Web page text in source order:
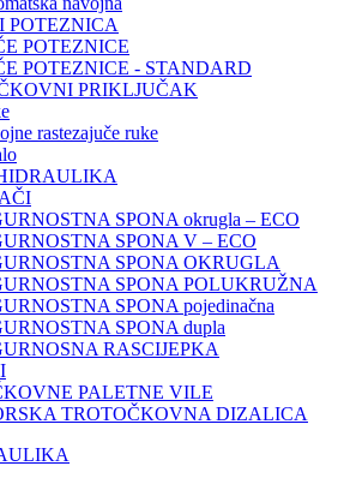
POTEZNICA
POTEZNICE
POTEZNICE - STANDARD
PRIKLJUČAK
rastezajuče ruke
SPONA okrugla – ECO
SPONA V – ECO
SPONA OKRUGLA
SPONA POLUKRUŽNA
SPONA pojedinačna
SPONA dupla
RASCIJEPKA
PALETNE VILE
TROTOČKOVNA DIZALICA